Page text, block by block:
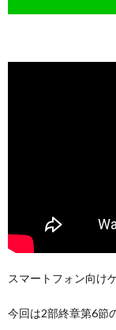
スマートフォン向け
今回は2部終章第6節